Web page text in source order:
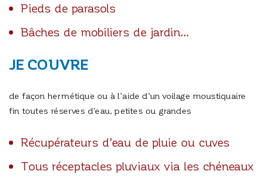
Pieds de parasols
Bâches de mobiliers de jardin…
JE COUVRE
de façon hermétique ou à l’aide d’un voilage moustiquaire
fin toutes réserves d’eau, petites ou grandes
Récupérateurs d’eau de pluie ou cuves
Tous réceptacles pluviaux via les chéneaux